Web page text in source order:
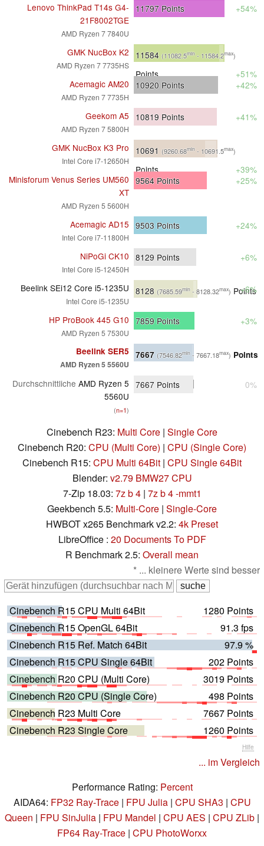
Lenovo ThinkPad T14s G4-
21F8002TGE
AMD Ryzen 7 7840U
11797 Points +54%
GMK NucBox K2
AMD Ryzen 7 7735HS
11584 (11082.5min- 11584.2max)
Points
+51%
Acemagic AM20
AMD Ryzen 7 7735H
10920 Points +42%
Geekom A5
AMD Ryzen 7 5800H
10819 Points +41%
GMK NucBox K3 Pro
Intel Core i7-12650H
10691 (9260.68min - 10691.5max)
Points
+39%
Minisforum Venus Series UM560
XT
AMD Ryzen 5 5600H
9564 Points +25%
Acemagic AD15
Intel Core i7-11800H
9503 Points +24%
NiPoGi CK10
Intel Core i5-12450H
8129 Points +6%
Beelink SEi12 Core i5-1235U
Intel Core i5-1235U
8128 (7685.59min - 8128.32max) Points
+6%
HP ProBook 445 G10
AMD Ryzen 5 7530U
7859 Points +3%
Beelink SER5
AMD Ryzen 5 5560U
7667 (7546.82min - 7667.18max) Points
Durchschnittliche AMD Ryzen 5
5560U
(n=1)
7667 Points 0%
Cinebench R23: Multi Core | Single Core
Cinebench R20: CPU (Multi Core) | CPU (Single Core)
Cinebench R15: CPU Multi 64Bit | CPU Single 64Bit
Blender: v2.79 BMW27 CPU
7-Zip 18.03: 7z b 4| 7z b 4 -mmt1
Geekbench 5.5: Multi-Core | Single-Core
HWBOT x265 Benchmark v2.2: 4k Preset
LibreOffice : 20 Documents To PDF
R Benchmark 2.5: Overall mean
* ... kleinere Werte sind besser
Cinebench R15 CPU Multi 64Bit
1280 Points
Cinebench R15 OpenGL 64Bit
91.3 fps
Cinebench R15 Ref. Match 64Bit
97.9 %
Cinebench R15 CPU Single 64Bit
202 Points
Cinebench R20 CPU (Multi Core)
3019 Points
Cinebench R20 CPU (Single Core)
498 Points
Cinebench R23 Multi Core
7667 Points
Cinebench R23 Single Core
1260 Points
Hilfe
... im Vergleich
Performance Rating: Percent
AIDA64: FP32 Ray-Trace| FPU Julia| CPU SHA3 | CPU
Queen | FPU SinJulia | FPU Mandel | CPU AES | CPU ZLib |
FP64 Ray-Trace | CPU PhotoWorxx